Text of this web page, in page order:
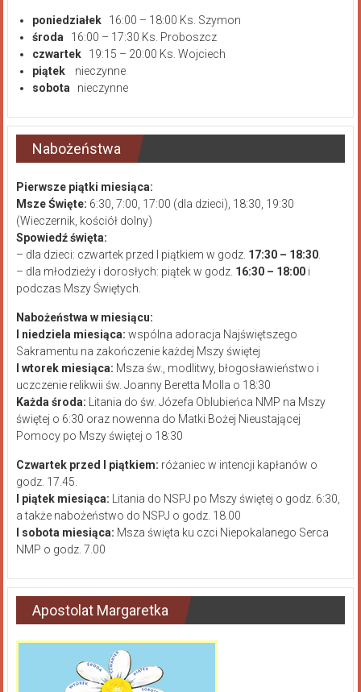
poniedziałek16:00 – 18:00 Ks. Szymon
środa 16:00 – 17:30 Ks. Proboszcz
czwartek19:15 – 20:00 Ks. Wojciech
piątek
nieczynne
sobota nieczynne
Nabożeństwa
Pierwsze piątki miesiąca:
Msze Święte: 6:30, 7:00, 17:00 (dla dzieci), 18:30, 19:30
(Wieczernik, kościół dolny)
Spowiedź święta:
– dla dzieci: czwartek przed I piątkiem w godz. 17:30 – 18:30.
– dla młodzieży i dorosłych: piątek w godz. 16:30 – 18:00i
podczas Mszy Świętych.
Nabożeństwa w miesiącu:
I niedziela miesiąca: wspólna adoracja Najświętszego
Sakramentu na zakończenie każdej Mszy świętej
I wtorek miesiąca: Msza św., modlitwy, błogosławieństwo i
uczczenie relikwii św. Joanny Beretta Molla o 18:30
Każda środa: Litania do św. Józefa Oblubieńca NMP na Mszy
świętej o 6:30 oraz nowenna do Matki Bożej Nieustającej
Pomocy po Mszy świętej o 18:30
Czwartek przed I piątkiem: różaniec w intencji kapłanów o
godz. 17.45.
I piątek miesiąca: Litania do NSPJ po Mszy świętej o godz. 6:30,
a także nabożeństwo do NSPJ o godz. 18.00
I sobota miesiąca: Msza święta ku czci Niepokalanego Serca
NMP o godz. 7.00
Apostolat Margaretka